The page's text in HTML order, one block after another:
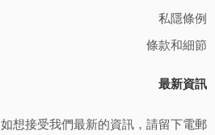
私隱條例
條款和細節
最新資訊
如想接受我們最新的資訊，請留下電郵